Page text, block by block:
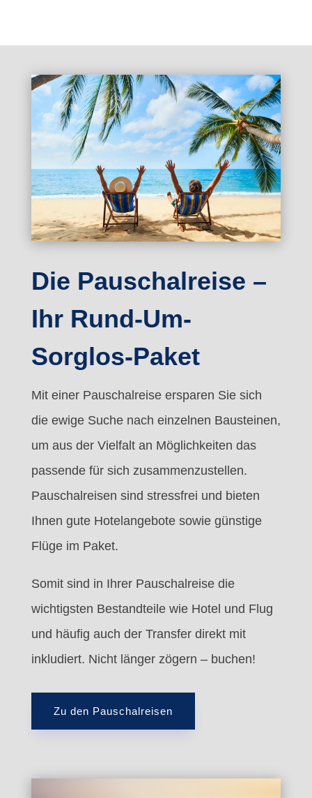
Die Pauschalreise –
Ihr Rund-Um-
Sorglos-Paket
Mit einer Pauschalreise ersparen Sie sich
die ewige Suche nach einzelnen Bausteinen,
um aus der Vielfalt an Möglichkeiten das
passende für sich zusammenzustellen.
Pauschalreisen sind stressfrei und bieten
Ihnen gute Hotelangebote sowie günstige
Flüge im Paket.
Somit sind in Ihrer Pauschalreise die
wichtigsten Bestandteile wie Hotel und Flug
und häufig auch der Transfer direkt mit
inkludiert. Nicht länger zögern – buchen!
Zu den Pauschalreisen